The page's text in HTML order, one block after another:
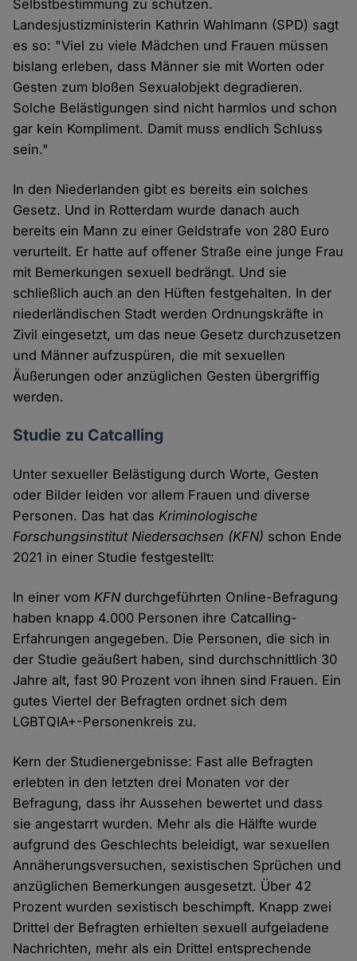
Selbstbestimmung zu schützen.
Landesjustizministerin Kathrin Wahlmann (SPD) sagt
es so: "Viel zu viele Mädchen und Frauen müssen
bislang erleben, dass Männer sie mit Worten oder
Gesten zum bloßen Sexualobjekt degradieren.
Solche Belästigungen sind nicht harmlos und schon
gar kein Kompliment. Damit muss endlich Schluss
sein."
In den Niederlanden gibt es bereits ein solches
Gesetz. Und in Rotterdam wurde danach auch
bereits ein Mann zu einer Geldstrafe von 280 Euro
verurteilt. Er hatte auf offener Straße eine junge Frau
mit Bemerkungen sexuell bedrängt. Und sie
schließlich auch an den Hüften festgehalten. In der
niederländischen Stadt werden Ordnungskräfte in
Zivil eingesetzt, um das neue Gesetz durchzusetzen
und Männer aufzuspüren, die mit sexuellen
Äußerungen oder anzüglichen Gesten übergriffig
werden.
Studie zu Catcalling
Unter sexueller Belästigung durch Worte, Gesten
oder Bilder leiden vor allem Frauen und diverse
Personen. Das hat dasKriminologische
Forschungsinstitut Niedersachsen (KFN) schon Ende
2021 in einer Studie festgestellt:
In einer vomKFN durchgeführten Online-Befragung
haben knapp 4.000 Personen ihre Catcalling-
Erfahrungen angegeben. Die Personen, die sich in
der Studie geäußert haben, sind durchschnittlich 30
Jahre alt, fast 90 Prozent von ihnen sind Frauen. Ein
gutes Viertel der Befragten ordnet sich dem
LGBTQIA+-Personenkreis zu.
Kern der Studienergebnisse: Fast alle Befragten
erlebten in den letzten drei Monaten vor der
Befragung, dass ihr Aussehen bewertet und dass
sie angestarrt wurden. Mehr als die Hälfte wurde
aufgrund des Geschlechts beleidigt, war sexuellen
Annäherungsversuchen, sexistischen Sprüchen und
anzüglichen Bemerkungen ausgesetzt. Über 42
Prozent wurden sexistisch beschimpft. Knapp zwei
Drittel der Befragten erhielten sexuell aufgeladene
Nachrichten, mehr als ein Drittel entsprechende